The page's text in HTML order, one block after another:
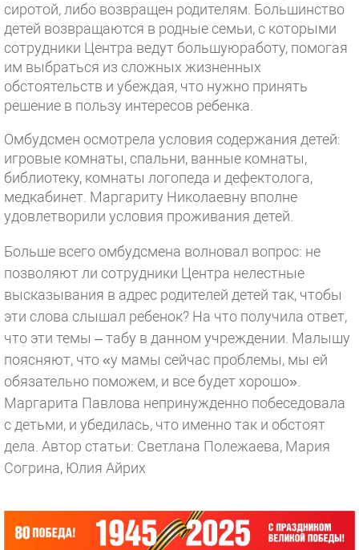
сиротой, либо возвращен родителям. Большинство
детей возвращаются в родные семьи, с которыми
сотрудники Центра ведут большуюработу, помогая
им выбраться из сложных жизненных
обстоятельств и убеждая, что нужно принять
решение в пользу интересов ребенка.
Омбудсмен осмотрела условия содержания детей:
игровые комнаты, спальни, ванные комнаты,
библиотеку, комнаты логопеда и дефектолога,
медкабинет. Маргариту Николаевну вполне
удовлетворили условия проживания детей.
Больше всего омбудсмена волновал вопрос: не
позволяют ли сотрудники Центра нелестные
высказывания в адрес родителей детей так, чтобы
эти слова слышал ребенок? На что получила ответ,
что эти темы – табу в данном учреждении. Малышу
поясняют, что «у мамы сейчас проблемы, мы ей
обязательно поможем, и все будет хорошо».
Маргарита Павлова непринужденно побеседовала
с детьми, и убедилась, что именно так и обстоят
дела. Автор статьи: Светлана Полежаева, Мария
Согрина, Юлия Айрих